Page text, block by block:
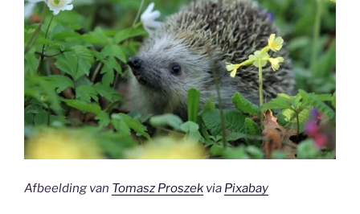
Afbeelding van Tomasz Proszek via Pixabay